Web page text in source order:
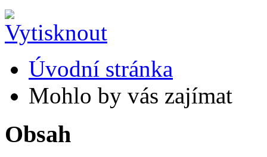
Úvodní stránka
Mohlo by vás zajímat
Obsah